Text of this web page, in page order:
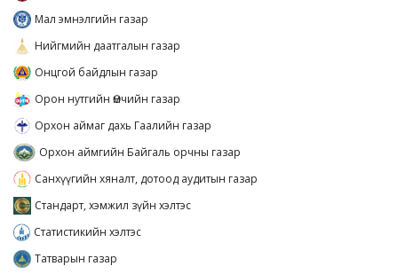
Мал эмнэлгийн газар
Нийгмийн даатгалын газар
Онцгой байдлын газар
Орон нутгийн Өмчийн газар
Орхон аймаг дахь Гаалийн газар
Орхон аймгийн Байгаль орчны газар
Санхүүгийн хяналт, дотоод аудитын газар
Стандарт, хэмжил зүйн хэлтэс
Статистикийн хэлтэс
Татварын газар